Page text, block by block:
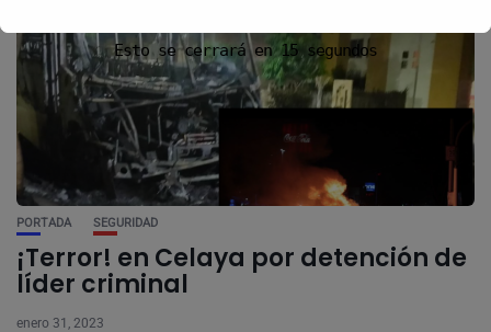
PORTADA SEGURIDAD
¡Terror! en Celaya por detención de
líder criminal
enero 31, 2023
Esto se cerrará en15segundos